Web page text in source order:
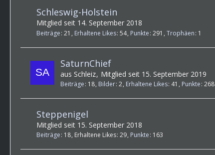
Schleswig-Holstein
Mitglied seit 14. September 2018
Beiträge 21 Erhaltene Likes 54 Punkte 291 Trophäen 1
SaturnChief
aus Schleiz Mitglied seit 15. September 2019
Beiträge 18 Bilder 2 Erhaltene Likes 41 Punkte 268
Steppenigel
Mitglied seit 15. September 2018
Beiträge 18 Erhaltene Likes 29 Punkte 163